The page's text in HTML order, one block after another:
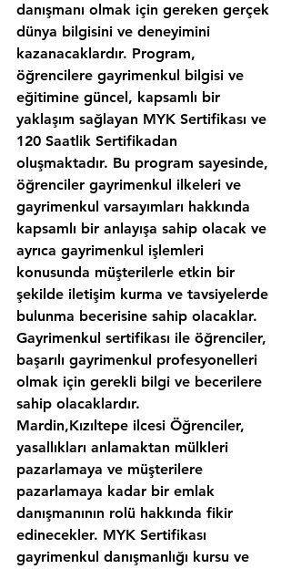
danışmanı olmak için gereken gerçek
dünya bilgisini ve deneyimini
kazanacaklardır. Program,
öğrencilere gayrimenkul bilgisi ve
eğitimine güncel, kapsamlı bir
yaklaşım sağlayan MYK Sertifikası ve
120 Saatlik Sertifikadan
oluşmaktadır. Bu program sayesinde,
öğrenciler gayrimenkul ilkeleri ve
gayrimenkul varsayımları hakkında
kapsamlı bir anlayışa sahip olacak ve
ayrıca gayrimenkul işlemleri
konusunda müşterilerle etkin bir
şekilde iletişim kurma ve tavsiyelerde
bulunma becerisine sahip olacaklar.
Gayrimenkul sertifikası ile öğrenciler,
başarılı gayrimenkul profesyonelleri
olmak için gerekli bilgi ve becerilere
sahip olacaklardır.
Mardin,Kızıltepe ilcesi Öğrenciler,
yasallıkları anlamaktan mülkleri
pazarlamaya ve müşterilere
pazarlamaya kadar bir emlak
danışmanının rolü hakkında fikir
edinecekler. MYK Sertifikası
gayrimenkul danışmanlığı kursu ve